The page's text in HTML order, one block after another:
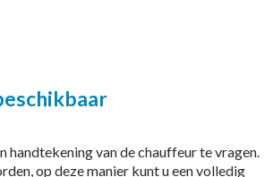
handtekening van de chauffeur te vragen.
op deze manier kunt u een volledig